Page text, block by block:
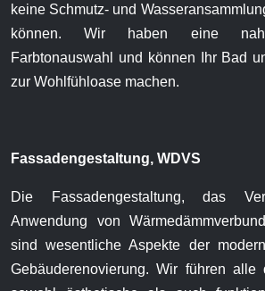
keine Schmutz- und
können. Wir haben eine
Farbtonauswahl und können Ihr Bad
zur Wohlfühloase machen.
Fassadengestaltung, WDVS
Die Fassadengestaltung, das
Anwendung von
sind wesentliche Aspekte der
Gebäuderenovierung. Wir führen alle